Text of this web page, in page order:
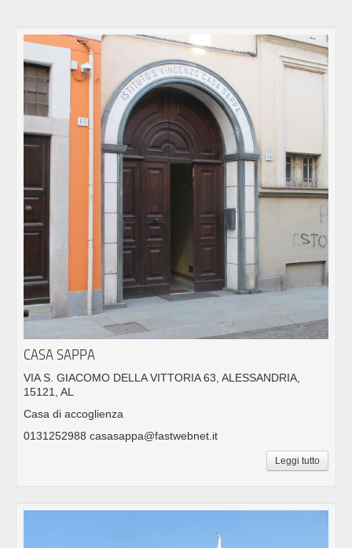
CASA SAPPA
VIA S. GIACOMO DELLA VITTORIA 63, ALESSANDRIA,
15121, AL
Casa di accoglienza
0131252988 casasappa@fastwebnet.it
Leggi tutto